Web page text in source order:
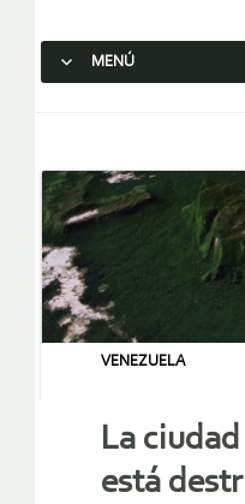
MENÚ
VENEZUELA
La
está